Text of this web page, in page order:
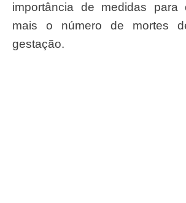
importância de medidas para
mais o número de mortes
gestação.